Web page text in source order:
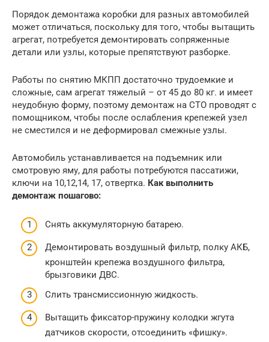
Порядок демонтажа коробки для разных автомобилей
может отличаться, поскольку для того, чтобы вытащить
агрегат, потребуется демонтировать сопряженные
детали или узлы, которые препятствуют разборке.
Работы по снятию МКПП достаточно трудоемкие и
сложные, сам агрегат тяжелый – от 45 до 80 кг. и имеет
неудобную форму, поэтому демонтаж на СТО проводят с
помощником, чтобы после ослабления крепежей узел
не сместился и не деформировал смежные узлы.
Автомобиль устанавливается на подъемник или
смотровую яму, для работы потребуются пассатижи,
ключи на 10,12,14, 17, отвертка. Как выполнить
демонтаж пошагово:
Снять аккумуляторную батарею.
Демонтировать воздушный фильтр, полку АКБ,
кронштейн крепежа воздушного фильтра,
брызговики ДВС.
Слить трансмиссионную жидкость.
Вытащить фиксатор-пружину колодки жгута
датчиков скорости, отсоединить «фишку».